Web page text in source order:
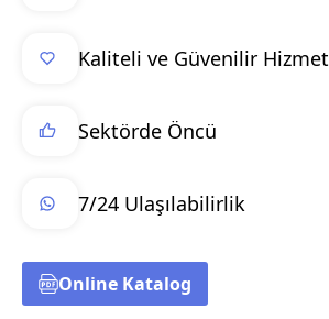
Kaliteli ve Güvenilir Hizmet
Sektörde Öncü
7/24 Ulaşılabilirlik
Online Katalog